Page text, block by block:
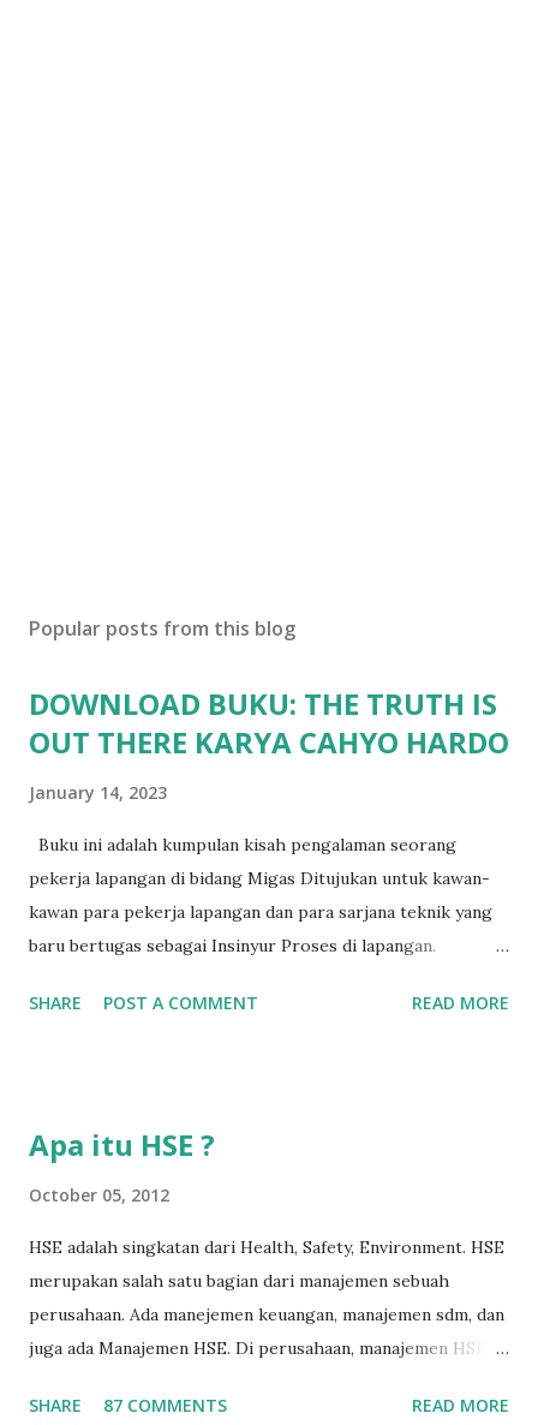
Popular posts from this blog
DOWNLOAD BUKU: THE TRUTH IS
OUT THERE KARYA CAHYO HARDO
January 14, 2023
Buku ini adalah kumpulan kisah pengalaman seorang
pekerja lapangan di bidang Migas Ditujukan untuk kawan-
kawan para pekerja lapangan dan para sarjana teknik yang
baru bertugas sebagai Insinyur Proses di lapangan.
jurusan Teknik Kimia dan langsung berhadapan dengan
suatu permasalahan dengan cepat, dan terkadang butuh
lama bekerja di front line operation – dalam hal
troubleshooting – semakin memperkaya kita dalam
memahami permasalahan-permasalahan proses berikutnya.
Menurut hemat saya, masalah-masalah troubleshooting
sederhana, namun terkadang menjadi ruwet karena tidak
SHARE POST A COMMENT READ MORE
Apa itu HSE ?
October 05, 2012
HSE adalah singkatan dari Health, Safety, Environment. HSE
merupakan salah satu bagian dari manajemen sebuah
perusahaan. Ada manejemen keuangan, manajemen sdm, dan
juga ada Manajemen HSE. Di perusahaan, manajemen HSE
bertugas untuk merencanakan, melaksanakan, dan
SHARE 87 COMMENTS READ MORE